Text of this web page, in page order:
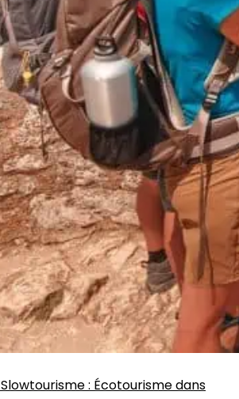
Slowtourisme: Écotourisme dans